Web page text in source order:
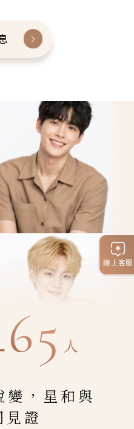
線上客服
人
變，星和與
見證